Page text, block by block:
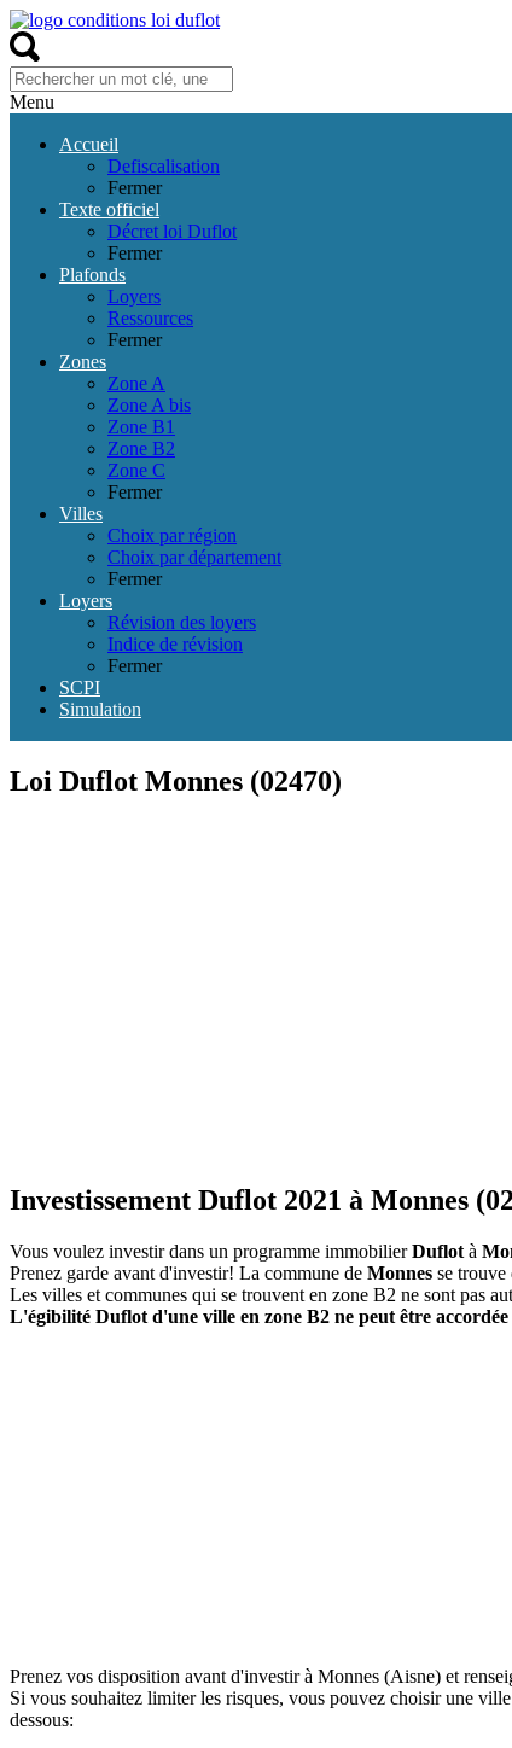
Menu
Accueil
Defiscalisation
Fermer
Texte officiel
Décret loi Duflot
Fermer
Plafonds
Loyers
Ressources
Fermer
Zones
Zone A
Zone A bis
Zone B1
Zone B2
Zone C
Fermer
Villes
Choix par région
Choix par département
Fermer
Loyers
Révision des loyers
Indice de révision
Fermer
SCPI
Simulation
Loi Duflot Monnes (02470)
Investissement Duflot 2021 à Monnes
Vous voulez investir dans un programme immobilierDuflot à
Prenez garde avant d'investir! La commune de Monnes se trouve
Les villes et communes qui se trouvent en zone B2 ne sont pas
L'égibilité Duflot d'une ville en zone B2 ne peut être
Prenez vos disposition avant d'investir à Monnes (Aisne) et
Si vous souhaitez limiter les risques, vous pouvez choisir une
dessous: